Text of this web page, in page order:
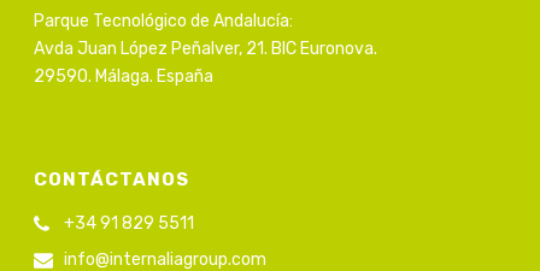
Parque Tecnológico de Andalucía:
Avda Juan López Peñalver, 21. BIC Euronova.
29590. Málaga. España
CONTÁCTANOS
+34 91 829 5511
info@internaliagroup.com